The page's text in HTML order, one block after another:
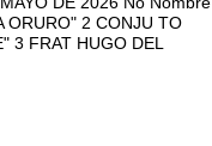
ORURO" 2 CONJU TO
3 FRAT HUGO DEL